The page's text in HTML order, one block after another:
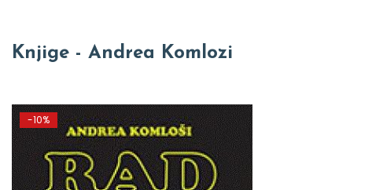
Knjige - Andrea Komlozi
-10%